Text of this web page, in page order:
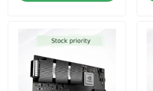
私たちについて